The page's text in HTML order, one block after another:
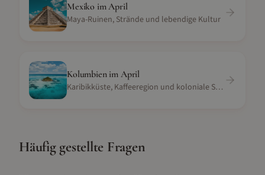
Mexiko imApril
Maya-Ruinen, Strände und lebendige Kultur
Kolumbienim April
Karibikküste, Kaffeeregion und koloniale Städte
Häufig gestellte Fragen